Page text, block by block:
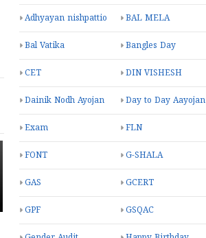
Adhyayan nishpattio BAL MELA
Bal Vatika Bangles Day
CET DIN VISHESH
Dainik Nodh Ayojan Day to Day Aayojan
Exam FLN
FONT G-SHALA
GAS GCERT
GPF GSQAC